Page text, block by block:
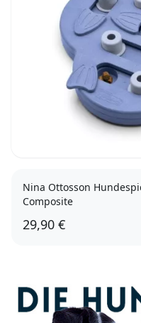
Nina Ottosson
Composite
29,90 €